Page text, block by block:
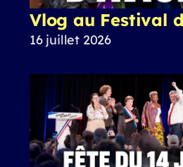
Vlog au Festival
16 juillet 2026